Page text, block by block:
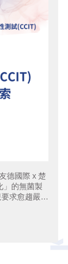
德國際 x 楚
」的無菌製
求愈趨嚴格
選型、製程
性搭配最